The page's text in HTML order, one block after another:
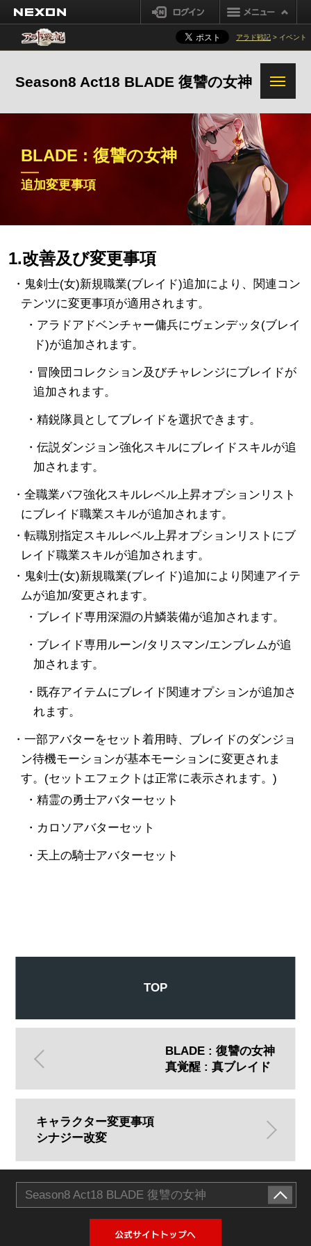
ログイン
アラド戦記 > イベント
Season8 Act18 BLADE 復讐の女神
転職 : ブレイド 1次覚醒 : リベリオン
2次覚醒 : ヴェンデッタ 真覚醒 : 真ブレイド
魔槍士
強烈な気運改善
装備オプション変換システム改善
システム変更事項
その他の変更事項
BLADE : 復讐の女神
追加変更事項
1.改善及び変更事項
・鬼剣士(女)新規職業(ブレイド)追加により、関連コン
テンツに変更事項が適用されます。
・アラドアドベンチャー傭兵にヴェンデッタ(ブレイ
ド)が追加されます。
・冒険団コレクション及びチャレンジにブレイドが
追加されます。
・精鋭隊員としてブレイドを選択できます。
・伝説ダンジョン強化スキルにブレイドスキルが追
加されます。
・全職業バフ強化スキルレベル上昇オプションリスト
にブレイド職業スキルが追加されます。
・転職別指定スキルレベル上昇オプションリストにブ
レイド職業スキルが追加されます。
・鬼剣士(女)新規職業(ブレイド)追加により関連アイテ
ムが追加/変更されます。
・ブレイド専用深淵の片鱗装備が追加されます。
・ブレイド専用ルーン/タリスマン/エンブレムが追
加されます。
・既存アイテムにブレイド関連オプションが追加さ
れます。
・一部アバターをセット着用時、ブレイドのダンジョ
ン待機モーションが基本モーションに変更されま
す。(セットエフェクトは正常に表示されます。)
・精霊の勇士アバターセット
・カロソアバターセット
・天上の騎士アバターセット
BLADE : 復讐の女神
真覚醒 : 真ブレイド
TOP
キャラクター変更事項
シナジー改変
Season8 Act18 BLADE 復讐の女神